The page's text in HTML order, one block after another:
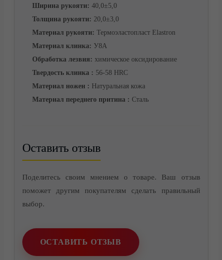
Контакты
Ширина рукояти: 40,0±5,0
Толщина рукояти: 20,0±3,0
Материал рукояти: Термоэластопласт Elastron
Материал клинка: У8А
Обработка лезвия: химическое оксидирование
Твердость клинка : 56-58 HRC
Материал ножен : Натуральная кожа
Материал переднего притина : Сталь
Оставить отзыв
Поделитесь своим мнением о товаре. Ваш отзыв
поможет другим покупателям сделать правильный
выбор.
ОСТАВИТЬ ОТЗЫВ